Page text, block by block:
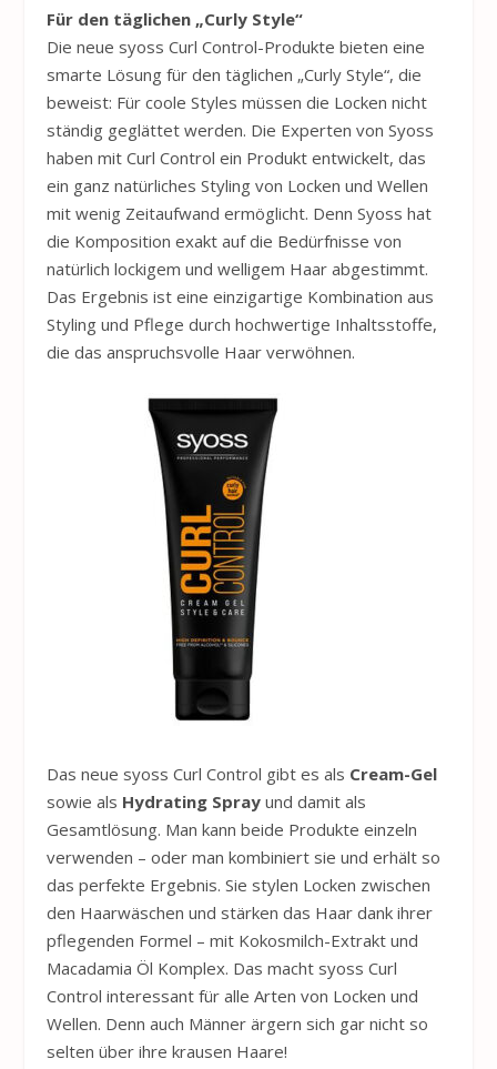
Für den täglichen „Curly Style“
Die neue syoss Curl Control-Produkte bieten eine
smarte Lösung für den täglichen „Curly Style“, die
beweist: Für coole Styles müssen die Locken nicht
ständig geglättet werden. Die Experten von Syoss
haben mit Curl Control ein Produkt entwickelt, das
ein ganz natürliches Styling von Locken und Wellen
mit wenig Zeitaufwand ermöglicht. Denn Syoss hat
die Komposition exakt auf die Bedürfnisse von
natürlich lockigem und welligem Haar abgestimmt.
Das Ergebnis ist eine einzigartige Kombination aus
Styling und Pflege durch hochwertige Inhaltsstoffe,
die das anspruchsvolle Haar verwöhnen.
Das neue syoss Curl Control gibt es als Cream-Gel
sowie als Hydrating Spray und damit als
Gesamtlösung. Man kann beide Produkte einzeln
verwenden – oder man kombiniert sie und erhält so
das perfekte Ergebnis. Sie stylen Locken zwischen
den Haarwäschen und stärken das Haar dank ihrer
pflegenden Formel – mit Kokosmilch-Extrakt und
Macadamia Öl Komplex. Das macht syoss Curl
Control interessant für alle Arten von Locken und
Wellen. Denn auch Männer ärgern sich gar nicht so
selten über ihre krausen Haare!